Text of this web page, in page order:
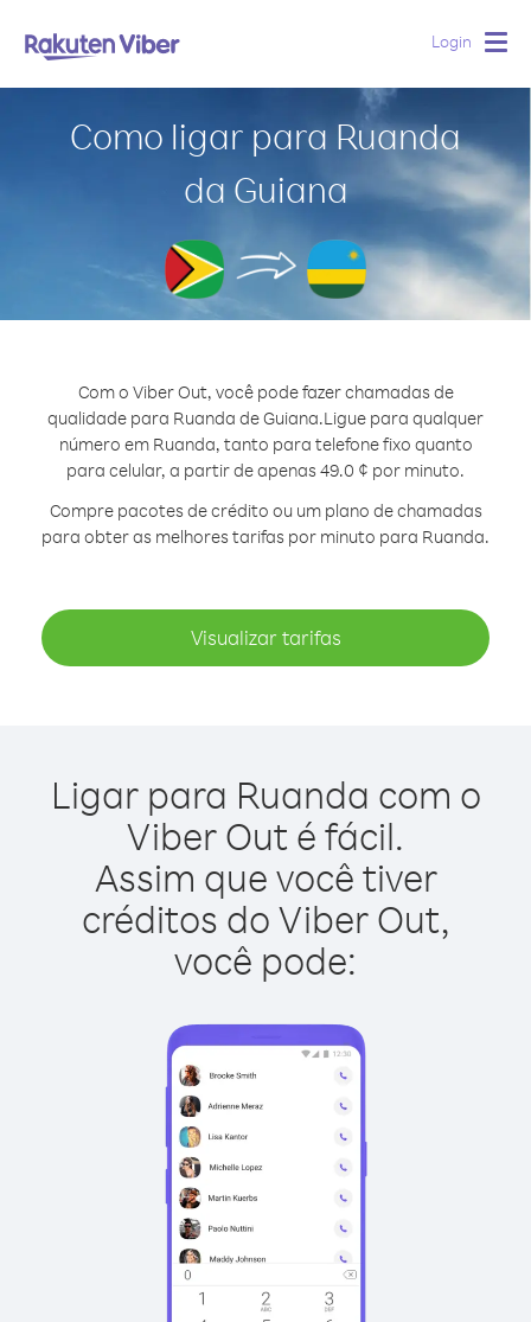
Login
Como ligar para Ruanda
da Guiana
Com o Viber Out, você pode fazer chamadas de
qualidade para Ruanda de Guiana.Ligue para qualquer
número em Ruanda, tanto para telefone fixo quanto
para celular, a partir de apenas 49.0 ¢ por minuto.
Compre pacotes de crédito ou um plano de chamadas
para obter as melhores tarifas por minuto para Ruanda.
Visualizar tarifas
Ligar para Ruanda com o
Viber Out é fácil.
Assim que você tiver
créditos do Viber Out,
você pode: